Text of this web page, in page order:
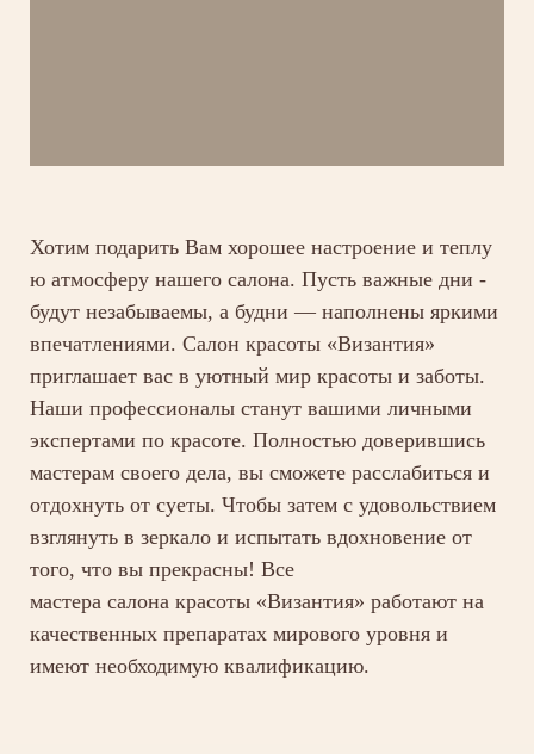
Хотим подарить Вам хорошее настроение и теплу
ю атмосферу нашего салона. Пусть важные дни -
будут незабываемы, а будни — наполнены яркими
впечатлениями. Салон красоты «Византия»
приглашает вас в уютный мир красоты и заботы.
Наши профессионалы станут вашими личными
экспертами по красоте. Полностью доверившись
мастерам своего дела, вы сможете расслабиться и
отдохнуть от суеты. Чтобы затем с удовольствием
взглянуть в зеркало и испытать вдохновение от
того, что вы прекрасны! Все
мастера салона красоты «Византия» работают на
качественных препаратах мирового уровня и
имеют необходимую квалификацию.